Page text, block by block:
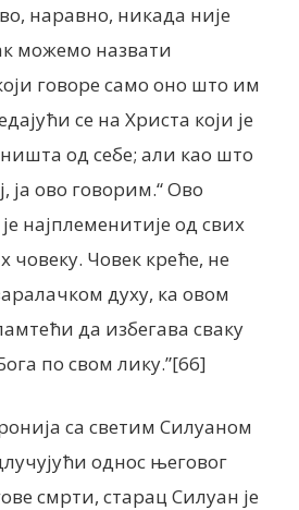
наравно, никада није
можемо назвати
говоре само оно што им
се на Христа који је
од себе; али као што
ја ово говорим.“ Ово
најплеменитије од свих
човеку. Човек креће, не
духу, ка овом
да избегава сваку
по свом лику.”[66]
са светим Силуаном
однос његовог
смрти, старац Силуан је